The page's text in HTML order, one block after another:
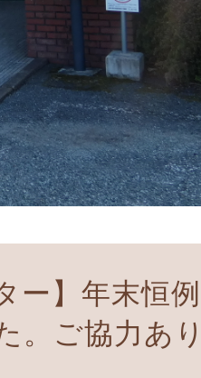
ー】年末
。ご協力あ